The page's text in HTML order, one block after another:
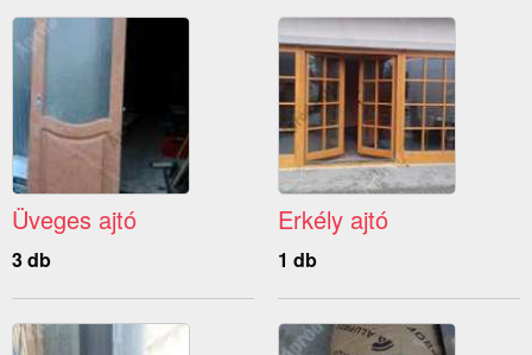
Üveges ajtó
3 db
Erkély ajtó
1 db